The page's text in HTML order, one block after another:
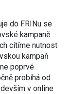
do FRINu se
kampaně
cítíme nutnost
kampaň
poprvé
probíhá od
v online